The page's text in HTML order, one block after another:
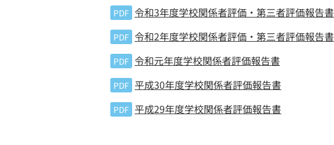
PDF 令和3年度学校関係者評価・第三者評価報告書
PDF 令和2年度学校関係者評価・第三者評価報告書
PDF 令和元年度学校関係者評価報告書
PDF 平成30年度学校関係者評価報告書
PDF 平成29年度学校関係者評価報告書